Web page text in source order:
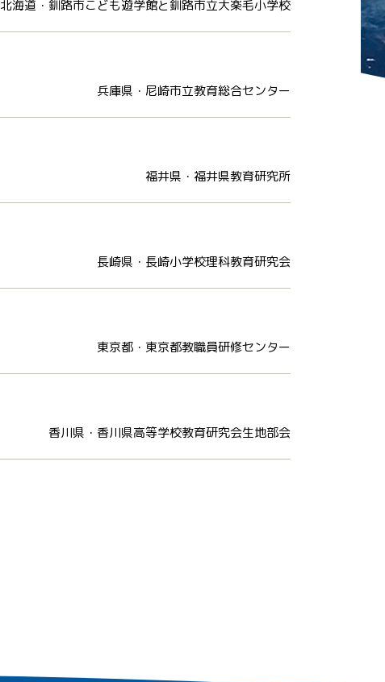
北海道・釧路市こども遊学館と釧路市立大楽毛小学校
兵庫県・尼崎市立教育総合センター
福井県・福井県教育研究所
長崎県・長崎小学校理科教育研究会
東京都・東京都教職員研修センター
香川県・香川県高等学校教育研究会生地部会